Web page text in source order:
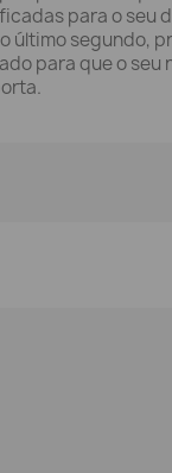
para o seu
último segundo,
para que o seu